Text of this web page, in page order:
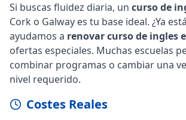
Si buscas fluidez diaria, un curso de
Cork o Galway es tu base ideal. ¿Ya
ayudamos a renovar curso de ingles
ofertas especiales. Muchas escuelas
combinar programas o cambiar una
nivel requerido.
Costes Reales